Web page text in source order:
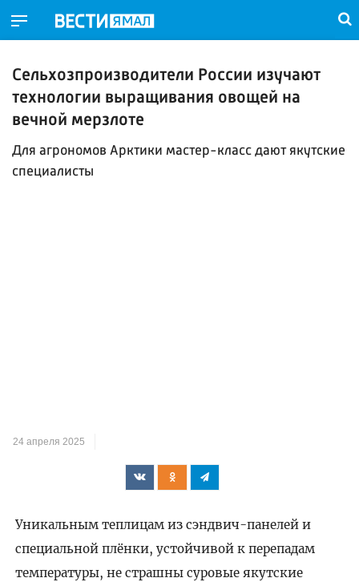
Сельхозпроизводители России изучают
технологии выращивания овощей на
вечной мерзлоте
Для агрономов Арктики мастер-класс дают якутские
специалисты
24 апреля 2025
Уникальным теплицам из сэндвич-панелей и
специальной плёнки, устойчивой к перепадам
температуры, не страшны суровые якутские